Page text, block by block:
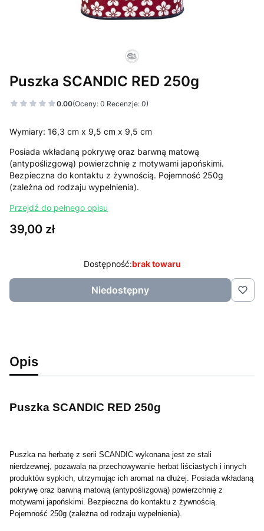
Puszka SCANDIC RED 250g
0.00(Oceny: 0 Recenzje: 0)
Wymiary: 16,3 cm x 9,5 cm x 9,5 cm
Posiada wkładaną pokrywę oraz barwną matową
(antypoślizgową) powierzchnię z motywami japońskimi.
Bezpieczna do kontaktu z żywnością. Pojemność 250g
(zależna od rodzaju wypełnienia).
Przejdź do pełnego opisu
Cena
39,00 zł
Dostępność:brak towaru
Niedostępny
Opis
Puszka SCANDIC RED 250g
Puszka na herbatę z serii SCANDIC wykonana jest ze stali
nierdzewnej, pozawala na przechowywanie herbat liściastych i innych
produktów sypkich, utrzymując ich aromat na dłużej. Posiada wkładaną
pokrywę oraz barwną matową (antypoślizgową) powierzchnię z
motywami japońskimi. Bezpieczna do kontaktu z żywnością.
Pojemność 250g (zależna od rodzaju wypełnienia).